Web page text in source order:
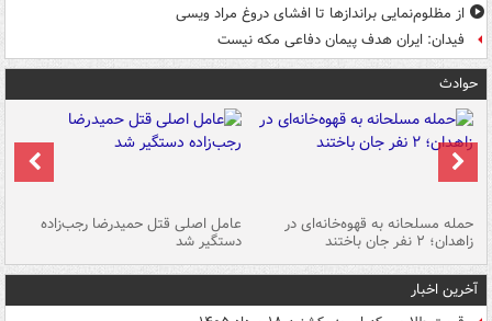
از مظلوم‌نمایی براندازها تا افشای دروغ مراد ویسی
فیدان: ایران هدف پیمان دفاعی مکه نیست
حوادث
حمله مسلحانه به قهوه‌خانه‌ای در
زاهدان؛ ۲ نفر جان باختند
عامل اصلی قتل حمیدرضا رجب‌زاده
دستگیر شد
آخرین اخبار